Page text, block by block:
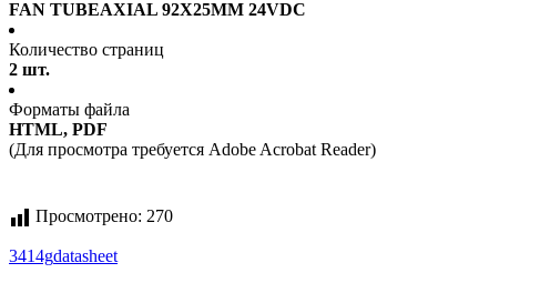
FAN TUBEAXIAL 92X25MM 24VDC
Количество страниц
2 шт.
Форматы файла
HTML, PDF
(Для просмотра требуется Adobe Acrobat Reader)
Просмотрено: 270
3414gdatasheet